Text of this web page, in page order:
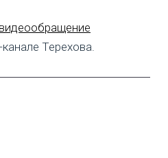
видеообращение
Терехова.